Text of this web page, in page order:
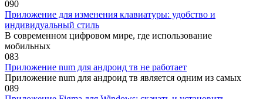
090
Приложение для изменения клавиатуры: удобство и
индивидуальный стиль
В современном цифровом мире, где использование
мобильных
083
Приложение num для андроид тв не работает
Приложение num для андроид тв является одним из самых
089